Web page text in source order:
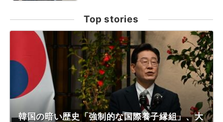
Top stories
韓国の暗い歴史「強制的な国際養子縁組」、大